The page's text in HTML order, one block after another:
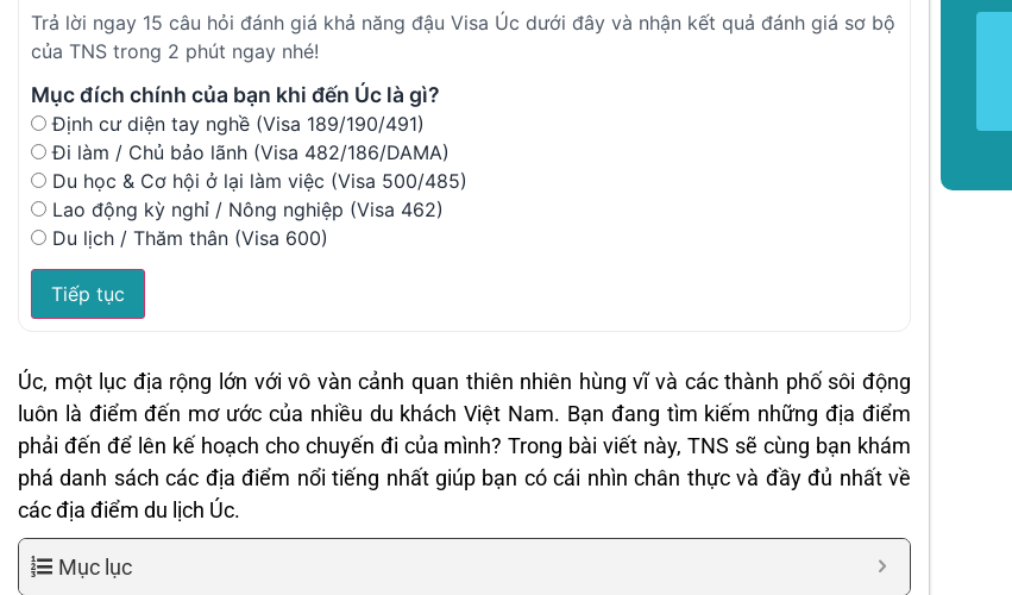
Trả lời ngay 15 câu hỏi đánh giá khả năng đậu Visa Úc dưới đây và nhận kết quả đánh giá sơ bộ
của TNS trong 2 phút ngay nhé!
Mục đích chính của bạn khi đến Úc là gì?
Định cư diện tay nghề (Visa 189/190/491)
Đi làm / Chủ bảo lãnh (Visa 482/186/DAMA)
Du học & Cơ hội ở lại làm việc (Visa 500/485)
Lao động kỳ nghỉ / Nông nghiệp (Visa 462)
Du lịch / Thăm thân (Visa 600)
Tiếp tục
Úc, một lục địa rộng lớn với vô vàn cảnh quan thiên nhiên hùng vĩ và các thành phố sôi động
luôn là điểm đến mơ ước của nhiều du khách Việt Nam. Bạn đang tìm kiếm những địa điểm
phải đến để lên kế hoạch cho chuyến đi của mình? Trong bài viết này, TNS sẽ cùng bạn khám
phá danh sách các địa điểm nổi tiếng nhất giúp bạn có cái nhìn chân thực và đầy đủ nhất về
các địa điểm du lịch Úc.
Mục lục